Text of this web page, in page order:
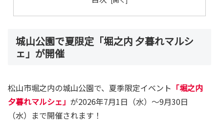
城山公園で夏限定「堀之内 夕暮れマルシ
ェ」が開催
松山市堀之内の城山公園で、夏季限定イベント 「堀之内
夕暮れマルシェ」 が2026年7月1日（水）～9月30日
（水）まで開催されます！